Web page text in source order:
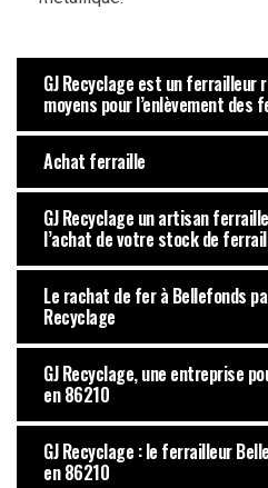
GJ Recyclage est un ferrailleur
moyens pour l’enlèvement des
Achat ferraille
GJ Recyclage un artisan
l’achat de votre stock de
Le rachat de fer à Bellefonds
Recyclage
GJ Recyclage, une entreprise
en 86210
GJ Recyclage : le ferrailleur
en 86210